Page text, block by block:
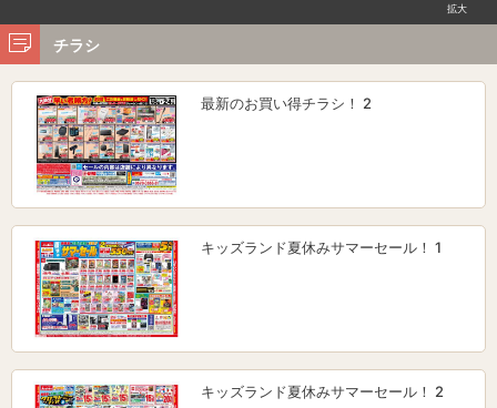
拡大
チラシ
最新のお買い得チラシ！ 2
キッズランド夏休みサマーセール！ 1
キッズランド夏休みサマーセール！ 2